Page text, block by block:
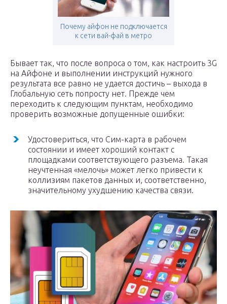
Почему айфон не подключается
к сети вай-фай в метро
Бывает так, что после вопроса о том, как настроить 3G
на Айфоне и выполнении инструкций нужного
результата все равно не удается достичь – выхода в
Глобальную сеть попросту нет. Прежде чем
переходить к следующим пунктам, необходимо
проверить возможные допущенные ошибки:
Удостовериться, что Сим-карта в рабочем
состоянии и имеет хороший контакт с
площадками соответствующего разъема. Такая
неучтенная «мелочь» может легко привести к
коллизиям пакетов данных и, соответственно,
значительному ухудшению качества связи.